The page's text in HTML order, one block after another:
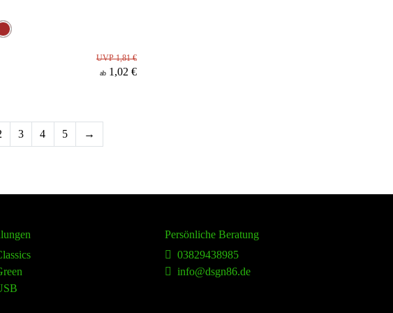
UVP 1,81 €
ab 1,02 €
3 4 5 →
Persönliche Beratung
03829438985
info@dsgn86.de